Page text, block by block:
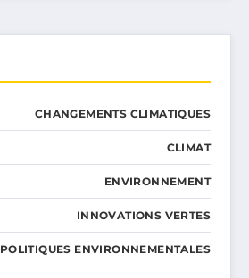
CHANGEMENTS CLIMATIQUES
CLIMAT
ENVIRONNEMENT
INNOVATIONS VERTES
POLITIQUES ENVIRONNEMENTALES